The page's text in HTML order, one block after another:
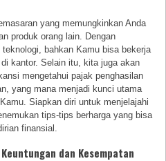
yang memungkinkan Anda
produk orang lain. Dengan
bahkan Kamu bisa bekerja
kantor. Selain itu, kita juga akan
mengetahui pajak penghasilan
yang mana menjadi kunci utama
Siapkan diri untuk menjelajahi
tips-tips berharga yang bisa
finansial.
dan Kesempatan